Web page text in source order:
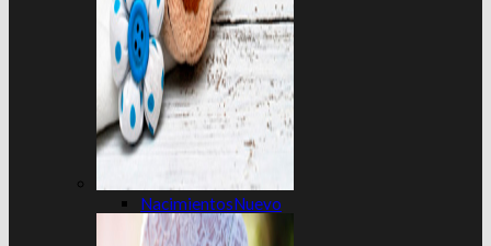
Nacimientos